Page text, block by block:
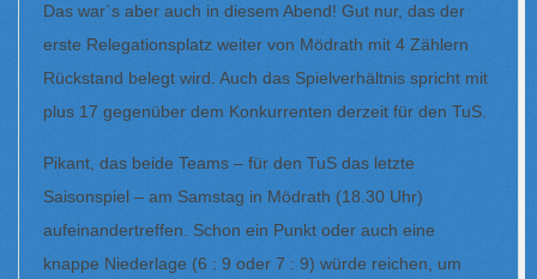
Das war´s aber auch in diesem Abend! Gut nur, das der
erste Relegationsplatz weiter von Mödrath mit 4 Zählern
Rückstand belegt wird. Auch das Spielverhältnis spricht mit
plus 17 gegenüber dem Konkurrenten derzeit für den TuS.
Pikant, das beide Teams – für den TuS das letzte
Saisonspiel – am Samstag in Mödrath (18.30 Uhr)
aufeinandertreffen. Schon ein Punkt oder auch eine
knappe Niederlage (6 : 9 oder 7 : 9) würde reichen, um